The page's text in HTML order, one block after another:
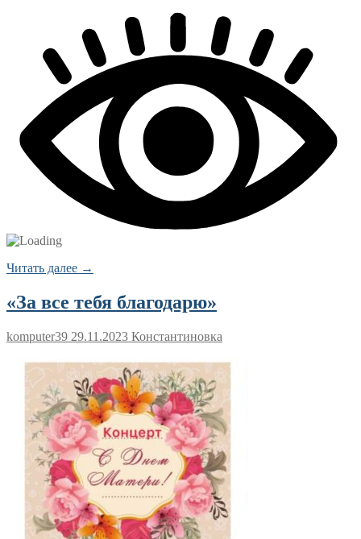
Читать далее →
«За все тебя благодарю»
komputer39 29.11.2023 Константиновка